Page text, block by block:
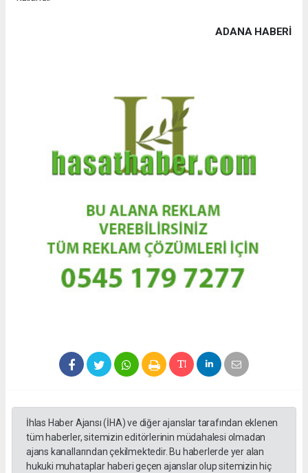
ADANA HABERİ
İhlas Haber Ajansı (İHA) ve diğer ajanslar tarafından eklenen
tüm haberler, sitemizin editörlerinin müdahalesi olmadan
ajans kanallarından çekilmektedir. Bu haberlerde yer alan
hukuki muhataplar haberi geçen ajanslar olup sitemizin hiç